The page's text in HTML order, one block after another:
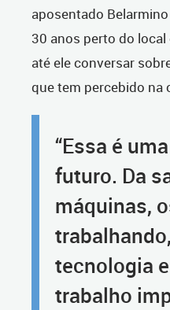
aposentado
30 anos perto do
até ele conversar
que tem percebido na
“Essa é
futuro. Da
máquinas,
tecnologia
trabalho